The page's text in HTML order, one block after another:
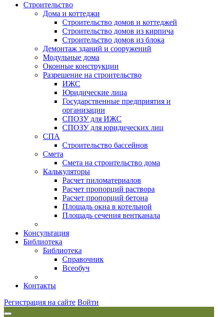
Строительство
Дома и коттеджи
Строительство домов и коттеджей
Строительство домов из кирпича
Строительство домов из блока
Демонтаж зданий и сооружений
Модульные дома
Оконные конструкции
Разрешение на строительство
ИЖС
Юридические лица
Государственные предприятия и
организации
СПОЗУ для ИЖС
СПОЗУ для юридических лиц
СПА
Строительство бассейнов
Смета
Смета на строительство дома
Калькуляторы
Расчет пиломатериалов
Расчет пропорций раствора
Расчет пропорций бетона
Площадь окна в котельной
Площадь сечения вентканала
Консультация
Библиотека
Библиотека
Справочник
Всеобуч
Контакты
Регистрация на сайте Войти